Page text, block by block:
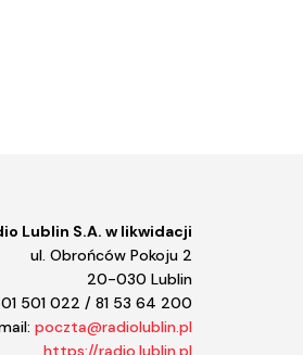
Lublin S.A. w likwidacji
ul. Obrońców Pokoju 2
20-030 Lublin
501 022 / 81 53 64 200
poczta@radiolublin.pl
https://radio.lublin.pl